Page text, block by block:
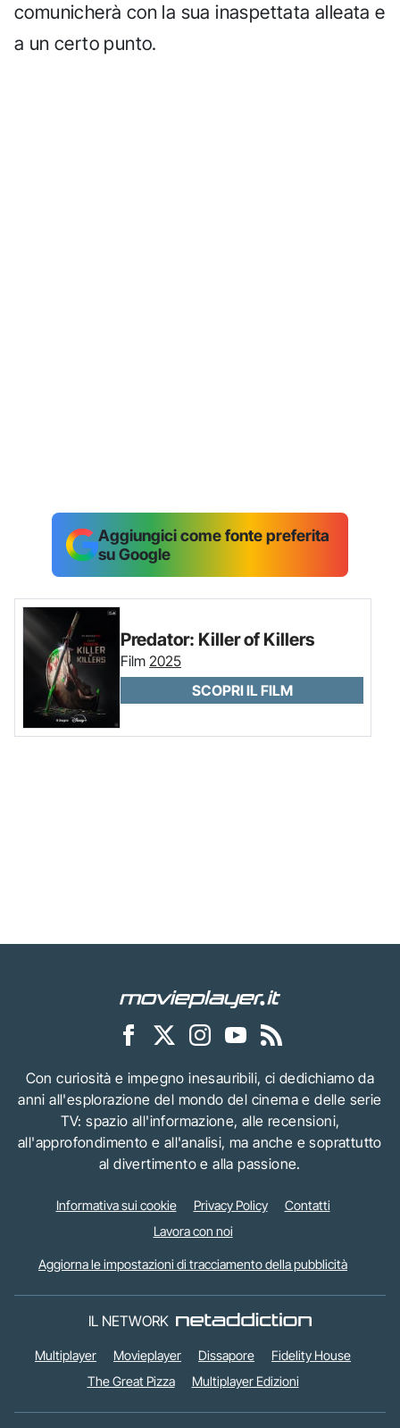
comunicherà con la sua inaspettata alleata e
a un certo punto.
Aggiungici come fonte preferita
su Google
Predator: Killer of Killers
Film 2025
SCOPRI IL FILM
Con curiosità e impegno inesauribili, ci dedichiamo da
anni all'esplorazione del mondo del cinema e delle serie
TV: spazio all'informazione, alle recensioni,
all'approfondimento e all'analisi, ma anche e soprattutto
al divertimento e alla passione.
Informativa sui cookie Privacy Policy
Contatti
Lavora con noi
Aggiorna le impostazioni di tracciamento della pubblicità
IL NETWORK
Multiplayer Movieplayer Dissapore
Fidelity House
The Great Pizza
Multiplayer Edizioni